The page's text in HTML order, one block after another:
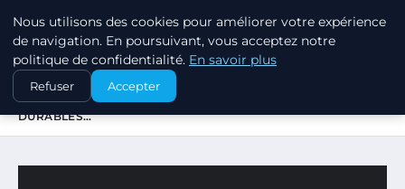
EXXON CLIMATE FOOTPRINT
ACCUEIL
ÉDUCATION ENVIRONNEMENTALE
RÉPARATION OBJETS : ADOPTEZ DES SOLUTIONS
DURABLES…
Nous utilisons des cookies pour améliorer votre expérience
de navigation. En poursuivant, vous acceptez notre
politique de confidentialité. En savoir plus
Refuser Accepter